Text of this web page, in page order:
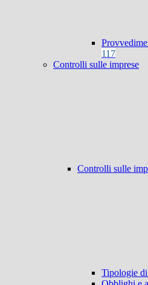
117
Controlli sulle imprese
Controlli sulle
Tipologie